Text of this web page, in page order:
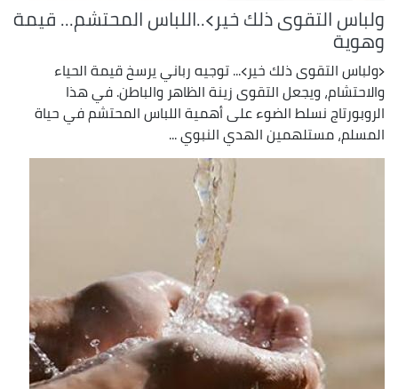
ولباس التقوى ذلك خير﴾..اللباس المحتشم... قيمة
وهوية
﴿ولباس التقوى ذلك خير﴾... توجيه رباني يرسخ قيمة الحياء
والاحتشام، ويجعل التقوى زينة الظاهر والباطن. في هذا
الروبورتاج نسلط الضوء على أهمية اللباس المحتشم في حياة
المسلم، مستلهمين الهدي النبوي ...